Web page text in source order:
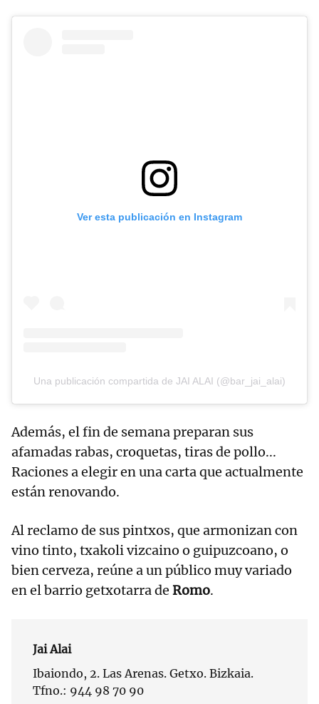
Ver esta publicación en Instagram
Una publicación compartida de JAI ALAI (@bar_jai_alai)
Además, el fin de semana preparan sus
afamadas rabas, croquetas, tiras de pollo...
Raciones a elegir en una carta que actualmente
están renovando.
Al reclamo de sus pintxos, que armonizan con
vino tinto, txakoli vizcaino o guipuzcoano, o
bien cerveza, reúne a un público muy variado
en el barrio getxotarra de Romo.
Jai Alai
Ibaiondo, 2. Las Arenas. Getxo. Bizkaia.
Tfno.: 944 98 70 90